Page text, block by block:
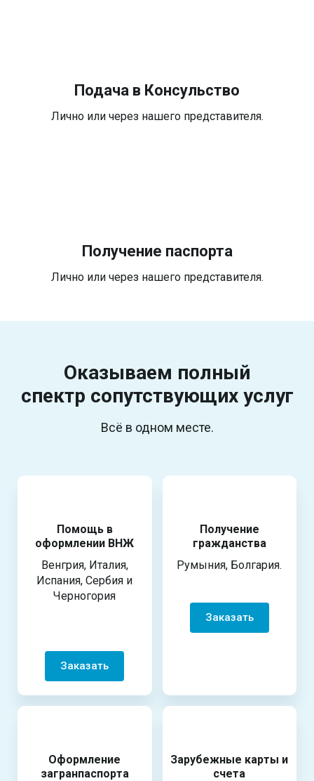
Подача в Консульство
Лично или через нашего представителя.
Получение паспорта
Лично или через нашего представителя.
Оказываем полный
спектр сопутствующих услуг
Всё в одном месте.
Помощь в
оформлении ВНЖ
Венгрия, Италия,
Испания, Сербия и
Черногория
Заказать
Получение
гражданства
Румыния, Болгария.
Заказать
Оформление
загранпаспорта
Зарубежные карты и
счета